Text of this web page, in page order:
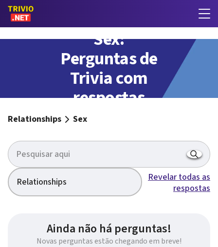
Sex:
Perguntas de
Trivia com
respostas
Relationships Sex
Relationships
Revelar todas as
respostas
Ainda não há perguntas!
Novas perguntas estão chegando em breve!